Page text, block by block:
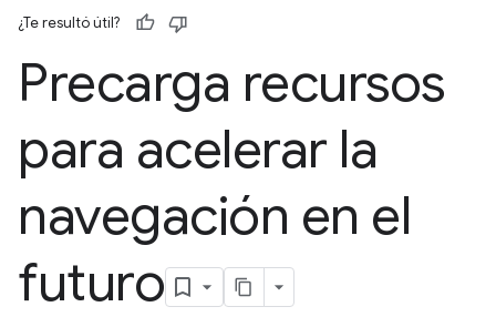
¿Te resultó útil?
Precarga recursos
para acelerar la
navegación en el
futuro